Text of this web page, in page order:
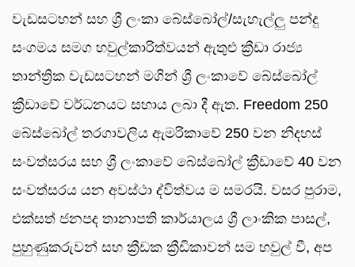
වැඩසටහන් සහ ශ්‍රී ලංකා බේස්බෝල්/සැහැල්ලු පන්දු
සංගමය සමග හවුල්කාරිත්වයන් ඇතුළු ක්‍රීඩා රාජ්‍ය
තාන්ත්‍රික වැඩසටහන් මගින් ශ්‍රී ලංකාවේ බේස්බෝල්
ක්‍රීඩාවේ වර්ධනයට සහාය ලබා දී ඇත. Freedom 250
බේස්බෝල් තරගාවලිය ඇමරිකාවේ 250 වන නිදහස්
සංවත්සරය සහ ශ්‍රී ලංකාවේ බේස්බෝල් ක්‍රීඩාවේ 40 වන
සංවත්සරය යන අවස්ථා ද්විත්වය ම සමරයි. වසර පුරාම,
එක්සත් ජනපද තානාපති කාර්යාලය ශ්‍රී ලාංකික පාසල්,
පුහුණුකරුවන් සහ ක්‍රීඩක ක්‍රීඩිකාවන් සම හවුල් වී, අප